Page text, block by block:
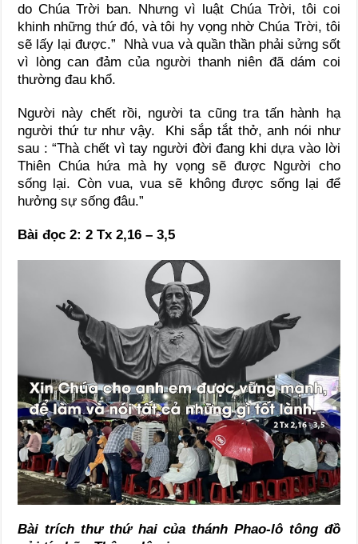
do Chúa Trời ban. Nhưng vì luật Chúa Trời, tôi coi
khinh những thứ đó, và tôi hy vọng nhờ Chúa Trời, tôi
sẽ lấy lại được.” Nhà vua và quần thần phải sửng sốt
vì lòng can đảm của người thanh niên đã dám coi
thường đau khổ.
Người này chết rồi, người ta cũng tra tấn hành hạ
người thứ tư như vậy. Khi sắp tắt thở, anh nói như
sau : “Thà chết vì tay người đời đang khi dựa vào lời
Thiên Chúa hứa mà hy vọng sẽ được Người cho
sống lại. Còn vua, vua sẽ không được sống lại để
hưởng sự sống đâu.”
Bài đọc 2: 2 Tx 2,16 – 3,5
Bài trích thư thứ hai của thánh Phao-lô tông đồ